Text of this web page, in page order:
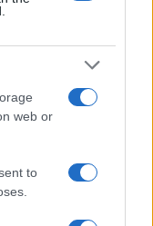
web or
to